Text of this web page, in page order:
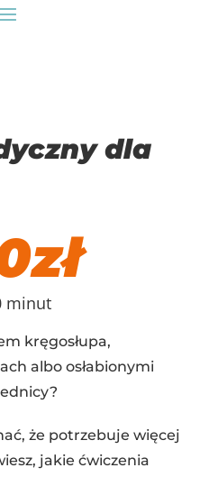
dla
minut
kręgosłupa,
albo osłabionymi
że potrzebuje więcej
jakie ćwiczenia